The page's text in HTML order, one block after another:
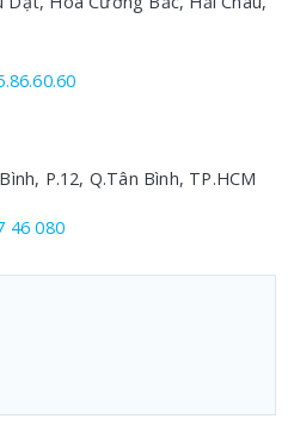
P.12, Q.Tân Bình, TP.HCM
46 080